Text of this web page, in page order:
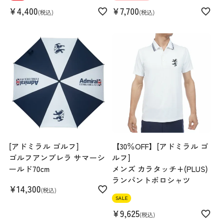
Length 62cm
Width
S M
160cm 57kgRecommended
¥4,400 税込 ¥7,700 税込
[アドミラル ゴルフ]
ゴルフアンブレラ サマーシ
ールド70cm
¥14,300 税込
【30％OFF】[アドミラル ゴ
ルフ]
メンズ カラタッチ+(PLUS)
ランパントポロシャツ
SALE
¥9,625 税込